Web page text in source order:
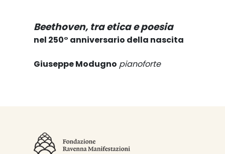
Beethoven, tra etica e poesia
nel 250° anniversario della nascita
Giuseppe Modugno pianoforte